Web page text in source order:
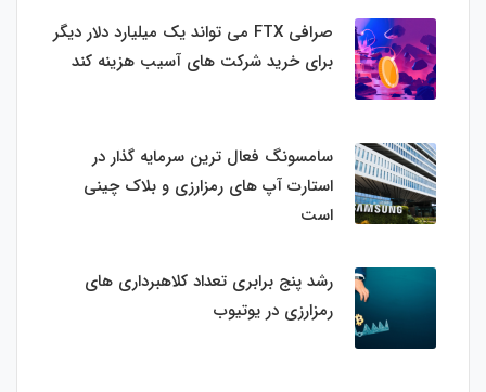
صرافی FTX می تواند یک میلیارد دلار دیگر
برای خرید شرکت های آسیب هزینه کند
سامسونگ فعال‌ ترین سرمایه‌ گذار در
استارت‌ آپ‌ های رمزارزی و بلاک چینی
است
رشد پنج برابری تعداد کلاهبرداری های
رمزارزی در یوتیوب